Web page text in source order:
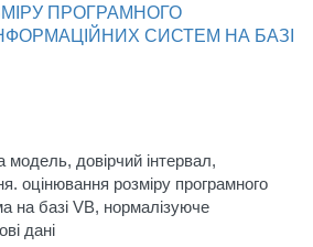
ПРОГРАМНОГО
СИСТЕМ НА БАЗІ
модель, довірчий інтервал,
оцінювання розміру програмного
на базі VB, нормалізуюче
дані